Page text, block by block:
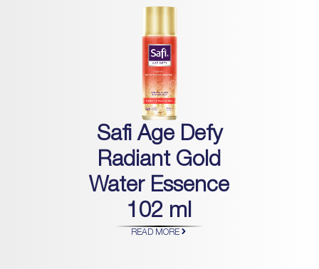
Safi Age Defy
Radiant Gold
Water Essence
102 ml
READ MORE